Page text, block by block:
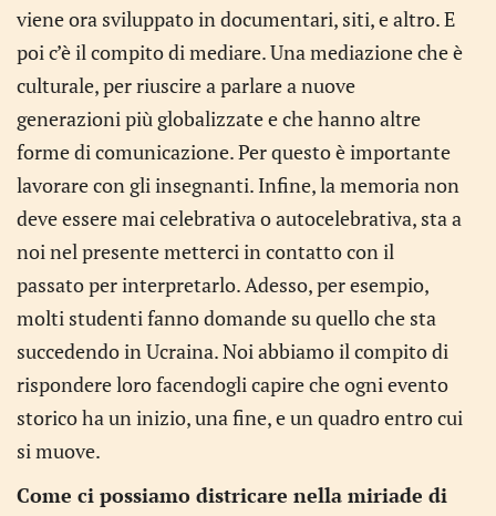
viene ora sviluppato in documentari, siti, e altro. E
poi c’è il compito di mediare. Una mediazione che è
culturale, per riuscire a parlare a nuove
generazioni più globalizzate e che hanno altre
forme di comunicazione. Per questo è importante
lavorare con gli insegnanti. Infine, la memoria non
deve essere mai celebrativa o autocelebrativa, sta a
noi nel presente metterci in contatto con il
passato per interpretarlo. Adesso, per esempio,
molti studenti fanno domande su quello che sta
succedendo in Ucraina. Noi abbiamo il compito di
rispondere loro facendogli capire che ogni evento
storico ha un inizio, una fine, e un quadro entro cui
si muove.
Come ci possiamo districare nella miriade di